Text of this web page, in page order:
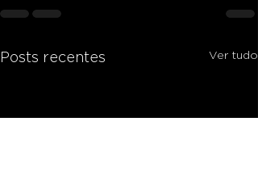
Posts recentes Ver tudo